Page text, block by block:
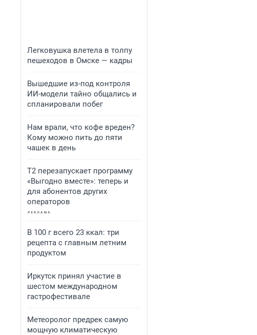
Легковушка влетела в толпу
пешеходов в Омске — кадры
Вышедшие из-под контроля
ИИ-модели тайно общались и
спланировали побег
Нам врали, что кофе вреден?
Кому можно пить до пяти
чашек в день
Т2 перезапускает программу
«Выгодно вместе»: теперь и
для абонентов других
операторов
В 100 г всего 23 ккал: три
рецепта с главным летним
продуктом
Иркутск принял участие в
шестом международном
гастрофестивале
Метеоролог предрек самую
мощную климатическую